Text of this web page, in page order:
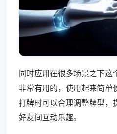
同时应用在很多场景之下这
非常有用的，使用起来简单
打牌时可以合理调整牌型，
好友间互动乐趣。